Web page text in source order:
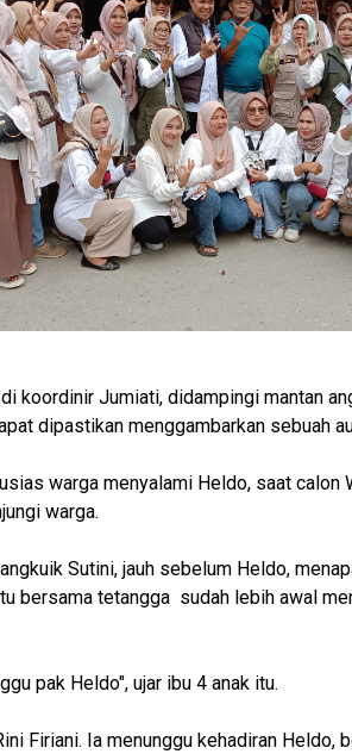
koordinir Jumiati, didampingi mantan
dipastikan menggambarkan sebuah
warga menyalami Heldo, saat calon
warga.
Sutini, jauh sebelum Heldo,
bersama tetangga sudah lebih awal
pak Heldo", ujar ibu 4 anak itu.
Firiani. Ia menunggu kehadiran Heldo,